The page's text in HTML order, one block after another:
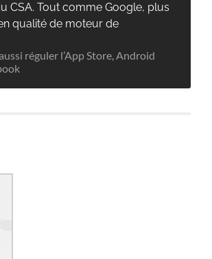
CSA. Tout comme Google, plus
qualité de moteur de
réguler l’App Store, Android